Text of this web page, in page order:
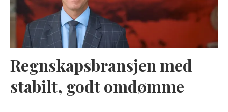
Regnskapsbransjen med
stabilt, godt omdømme